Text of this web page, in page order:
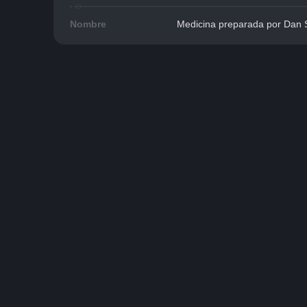
Nombre Medicina preparada por Dan